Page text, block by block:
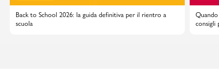
Back to School 2026: la guida definitiva per il rientro a
scuola
consigli